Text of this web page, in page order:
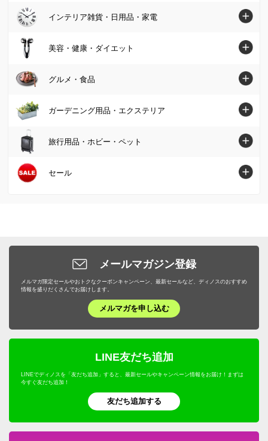
スカート
カーディガン・ボレロ
パーカー・スウェット/トレーナー
Tシャツ・カットソー
コート
ジャケット
フォーマル・スーツ・着物
大きいサイズ
ジュエリー・アクセサリー
財布・ケース・ポーチ
レディース腕時計
帽子・サングラス・手袋・ベルト
ストール・スカーフ・マフラー
傘・レイングッズ
ファッション小物 その他
デスク・机
テレビ台・テレビボード
リビング収納
本棚・ラック・シェルフ
キッチン収納・食器棚
下駄箱/玄関収納
子供部屋/キッズ収納・家具
ホームオフィス家具
仏壇・仏具
サステナブル
ソファーカバー・マルチカバー
クッション・カバー類
マットレス
肌掛け布団・ダウンケット
敷布団
毛布・タオルケット
布団セット
敷きパッド・ベッドパッド
枕・抱き枕
サステナブル
キッチン用品・調理器具トップへ
鍋・フライパン
保存容器・キャニスター・オイルポット
米びつ・ライスストッカー
キッチン用品収納
お弁当用品・水筒
エプロン・割烹着
ケトル・やかん
包丁・キッチンツール
テーブルクロス・ランチョンマット
キッチン家電・調理家電
キッチンマット
インテリア雑貨・日用品・家電
インテリア雑貨・日用品・家電トップへ
インテリア雑貨
絵画・アート・ウォールデコレーション
インテリアグリーン・造花
掃除/お手入れ用品
トイレ用品・トイレマット
タオル・スリッパ
生活雑貨・便利グッズ
年中行事用品・季節商品
美容・健康・ダイエット
美容・健康・ダイエットトップへ
スキンケア・基礎化粧品
フェイスケア・美顔器
健康食品・サプリメント
ダイエット・エクササイズ
機能性シューズ・サンダル
オーラルケア・デンタルケア
機能性ウェア・雑貨
グルメ・食品
グルメ・食品トップへ
グルメまとめ割
お惣菜
肉・卵・乳製品
野菜・果物
プロユース
保存食・非常食
ガーデニング用品・エクステリア
ガーデニング用品・エクステリアトップへ
屋外収納庫・物置
敷石・防草シート・芝
プランター・植木鉢・鉢カバー
フラワースタンド・プランタースタンド・花台
エアコン室外機カバー
屋外ゴミ箱/保管庫
温室・ビニール温室
ガーデンアーチ・パーゴラ
旅行用品・ホビー・ペット
旅行用品・ホビー・ペットトップへ
旅行用便利グッズ
キッズ・ベビー
キャラクターグッズ
ホビー雑貨
アウトドア・カー用品
セール
カーテン・ラグ・ソファカバー
インテリア雑貨・日用品・家電
美容・健康・ダイエット
ガーデニング用品・エクステリア
メールマガジン登録
メルマガ限定セールやおトクなクーポンキャンペーン、最新セールなど、ディノスのおすすめ
情報を盛りだくさんでお届けします。
メルマガを申し込む
LINE友だち追加
LINEでディノスを「友だち追加」すると、最新セールやキャンペーン情報をお届け！まずは
今すぐ友だち追加！
友だち追加する